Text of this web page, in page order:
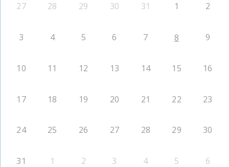
27 28 29 30 31 1 2
3 4 5 6 7 8 9
10 11 12 13 14 15 16
17 18 19 20 21 22 23
24 25 26 27 28 29 30
31 1 2 3 4 5 6